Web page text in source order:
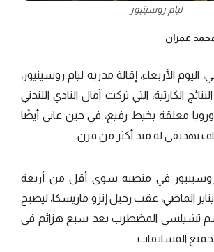
ليام روسينيور
عمران
الأربعاء، إقالة مدربه ليام روسينيور،
الكارثية، التي تركت آمال النادي اللندني
معلقة بخيط رفيع، في حين عانى أيضًا
تهديفي له منذ أكثر من قرن.
روسينيور في منصبه سوى أقل من أربعة
الماضي، عقب رحيل إنزو ماريسكا، ليصبح
تشيلسي المضطرب بعد سبع هزائم في
بجميع المسابقات.